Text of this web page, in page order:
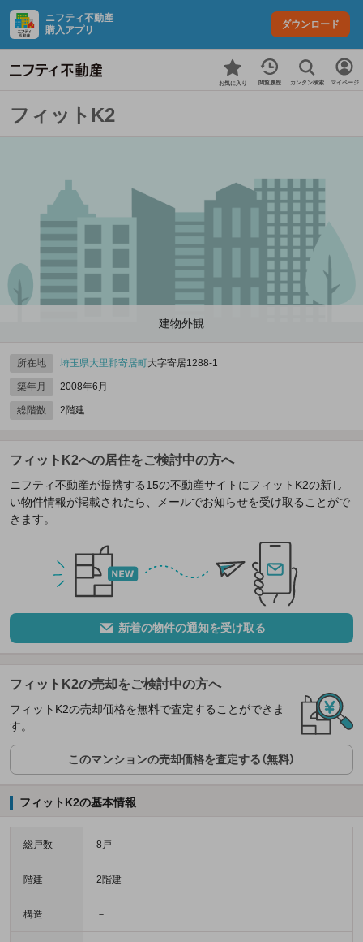
ニフティ不動産
購入アプリ
ダウンロード
お気に入り 閲覧履歴 カンタン検索 マイページ
フィットK2
建物外観
所在地 埼玉県大里郡寄居町大字寄居1288‐1
築年月 2008年6月
総階数 2階建
フィットK2への居住をご検討中の方へ
ニフティ不動産が提携する15の不動産サイトにフィットK2の新し
い物件情報が掲載されたら、メールでお知らせを受け取ることがで
きます。
新着の物件の通知を受け取る
フィットK2の売却をご検討中の方へ
フィットK2の売却価格を無料で査定することができま
す。
このマンションの売却価格を査定する（無料）
フィットK2の基本情報
総戸数 8戸
階建 2階建
構造 －